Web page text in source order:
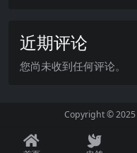
近期评论
您尚未收到任何评论。
Copyright © 2025